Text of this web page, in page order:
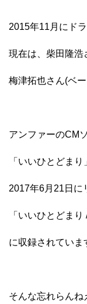
2015年11月にド
現在は、柴田隆浩
梅津拓也さん(ベ
アンファーのCM
「いいひとどまり
2017年6月21日に
「いいひとどま
に収録されていま
そんな忘れらんね